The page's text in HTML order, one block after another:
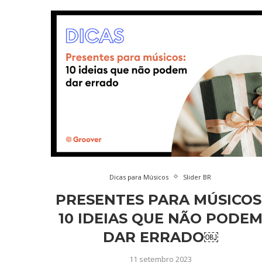
Dicas para Músicos Slider BR
PRESENTES PARA
10 IDEIAS QUE NÃO PODEM
DAR ERRADO￼
11 setembro 2023